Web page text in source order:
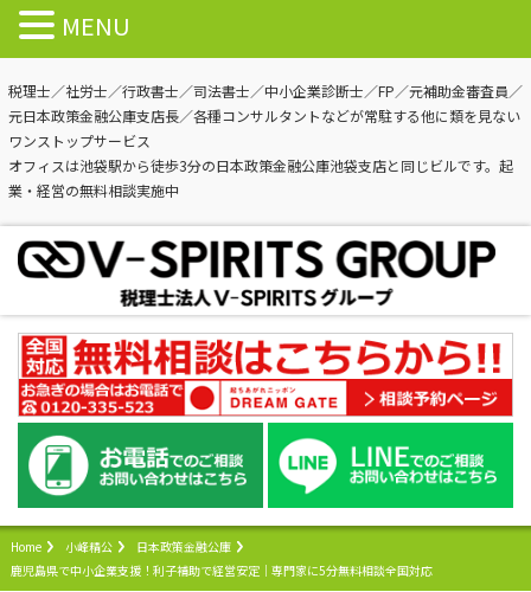
税理士／社労士／行政書士／司法書士／中小企業診断士／FP／元補助金審査員／
元日本政策金融公庫支店長／各種コンサルタントなどが常駐する他に類を見ない
ワンストップサービス
オフィスは池袋駅から徒歩3分の日本政策金融公庫池袋支店と同じビルです。起
業・経営の無料相談実施中
Home 小峰精公
日本政策金融公庫
鹿児島県で中小企業支援！利子補助で経営安定｜専門家に5分無料相談全国対応
MENU